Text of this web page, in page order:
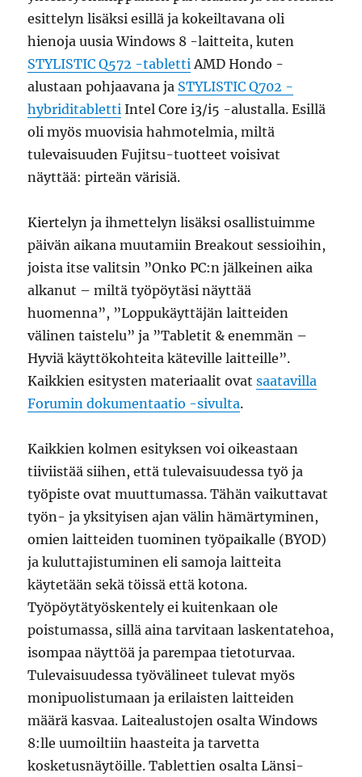
esittelyn lisäksi esillä ja kokeiltavana oli
hienoja uusia Windows 8 -laitteita, kuten
STYLISTIC Q572 -tablettiAMD Hondo -
alustaan pohjaavana ja STYLISTIC Q702 -
hybriditabletti Intel Core i3/i5 -alustalla. Esillä
oli myös muovisia hahmotelmia, miltä
tulevaisuuden Fujitsu-tuotteet voisivat
näyttää: pirteän värisiä.
Kiertelyn ja ihmettelyn lisäksi osallistuimme
päivän aikana muutamiin Breakout sessioihin,
joista itse valitsin ”Onko PC:n jälkeinen aika
alkanut – miltä työpöytäsi näyttää
huomenna”, ”Loppukäyttäjän laitteiden
välinen taistelu” ja ”Tabletit & enemmän –
Hyviä käyttökohteita käteville laitteille”.
Kaikkien esitysten materiaalit ovatsaatavilla
Forumin dokumentaatio -sivulta.
Kaikkien kolmen esityksen voi oikeastaan
tiiviistää siihen, että tulevaisuudessa työ ja
työpiste ovat muuttumassa. Tähän vaikuttavat
työn- ja yksityisen ajan välin hämärtyminen,
omien laitteiden tuominen työpaikalle (BYOD)
ja kuluttajistuminen eli samoja laitteita
käytetään sekä töissä että kotona.
Työpöytätyöskentely ei kuitenkaan ole
poistumassa, sillä aina tarvitaan laskentatehoa,
isompaa näyttöä ja parempaa tietoturvaa.
Tulevaisuudessa työvälineet tulevat myös
monipuolistumaan ja erilaisten laitteiden
määrä kasvaa. Laitealustojen osalta Windows
8:lle uumoiltiin haasteita ja tarvetta
kosketusnäytöille. Tablettien osalta Länsi-